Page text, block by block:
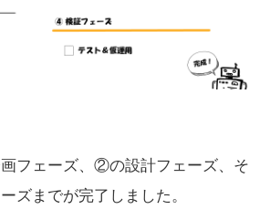
フェーズ、②の設計フェーズ、 そ
ズまでが完了しました。